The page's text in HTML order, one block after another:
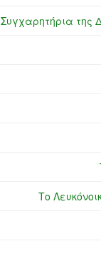
Συγχαρητήρια της
Το